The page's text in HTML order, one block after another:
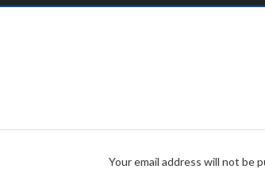
Your email address will not be